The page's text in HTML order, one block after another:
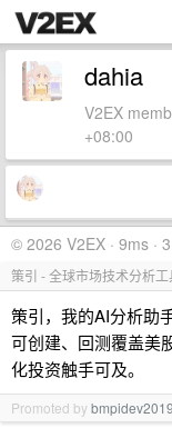
dahia
V2EX
+08:00
© 2026 V2EX · 9ms ·
策引 - 全球市场技术分析工
策引，我的AI分析助
可创建、回测覆盖美
化投资触手可及。
Promoted bybmpidev2019